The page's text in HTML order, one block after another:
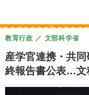
産学官連携・共
終報告書公表…文
教育行政 文部科学省